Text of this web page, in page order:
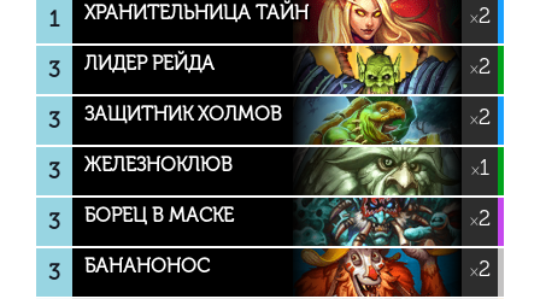
1
ХРАНИТЕЛЬНИЦА ТАЙН ×2
3 ЛИДЕР РЕЙДА ×2
3 ЗАЩИТНИК ХОЛМОВ ×2
3 ЖЕЛЕЗНОКЛЮВ ×1
3 БОРЕЦ В МАСКЕ ×2
3 БАНАНОНОС ×2